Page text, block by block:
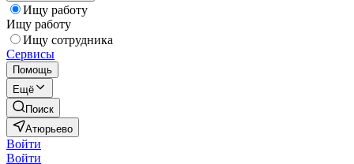
Ищу работу
Ищу работу
Ищу сотрудника
Сервисы
Помощь
Ещё
Поиск
Атюрьево
Войти
Войти